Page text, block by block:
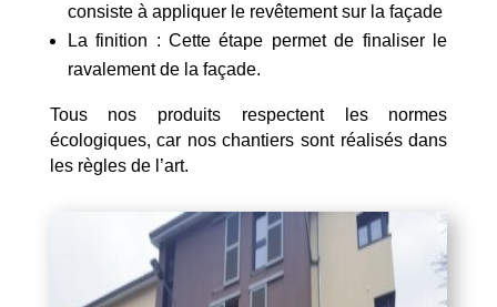
consiste à appliquer le revêtement sur la façade
La finition : Cette étape permet de finaliser le
ravalement de la façade.
Tous nos produits respectent les normes
écologiques, car nos chantiers sont réalisés dans
les règles de l’art.